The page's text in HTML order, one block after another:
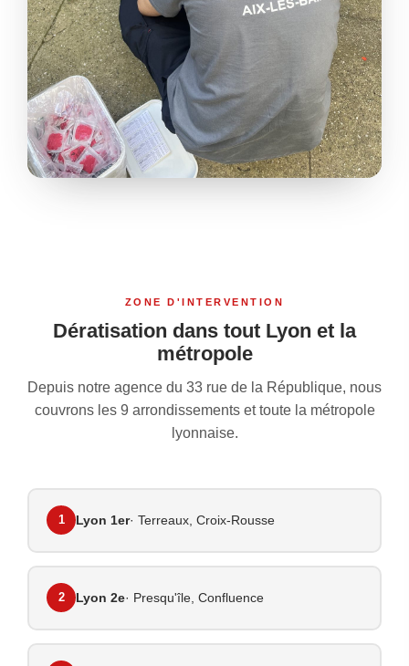
ZONE D'INTERVENTION
Dératisation dans tout Lyon et la
métropole
Depuis notre agence du 33 rue de la République, nous
couvrons les 9 arrondissements et toute la métropole
lyonnaise.
1 Lyon 1er· Terreaux, Croix-Rousse
2 Lyon 2e· Presqu'île, Confluence